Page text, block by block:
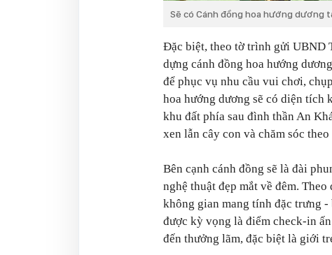
Sẽ có Cánh đồng hoa hướng dương
Đặc biệt, theo tờ trình gửi UBND
dựng cánh đồng hoa hướng
để phục vụ nhu cầu vui chơi,
hoa hướng dương sẽ có diện tích
khu đất phía sau đình thần An
xen lẫn cây con và chăm sóc
Bên cạnh cánh đồng sẽ là đài
nghệ thuật đẹp mắt về đêm.
không gian mang tính đặc trưng
được kỳ vọng là điểm check-in
đến thưởng lãm, đặc biệt là giới